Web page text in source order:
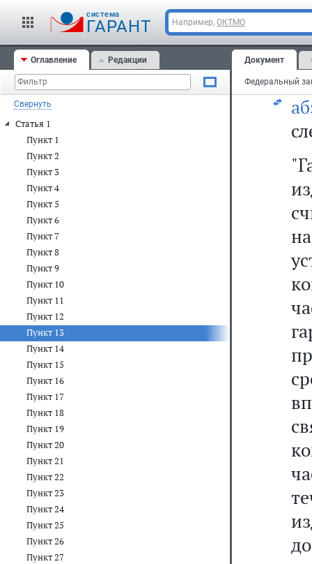
cистема
ГАРАНТ Например, ОКТМО
Оглавление Редакции
Свернуть
Статья 1
Пункт 1
Пункт 2
Пункт 3
Пункт 4
Пункт 5
Пункт 6
Пункт 7
Пункт 8
Пункт 9
Пункт 10
Пункт 11
Пункт 12
Пункт 13
Пункт 14
Пункт 15
Пункт 16
Пункт 17
Пункт 18
Пункт 19
Пункт 20
Пункт 21
Пункт 22
Пункт 23
Пункт 24
Пункт 25
Пункт 26
Пункт 27
Документ